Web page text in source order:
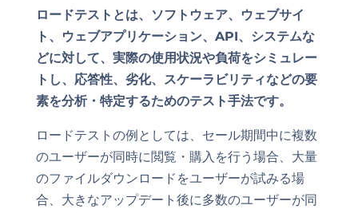
ロードテストとは、ソフトウェア、ウェブサイ
ト、ウェブアプリケーション、API、システムな
どに対して、実際の使用状況や負荷をシミュレー
トし、応答性、劣化、スケーラビリティなどの要
素を分析・特定するためのテスト手法です。
ロードテストの例としては、セール期間中に複数
のユーザーが同時に閲覧・購入を行う場合、大量
のファイルダウンロードをユーザーが試みる場
合、大きなアップデート後に多数のユーザーが同